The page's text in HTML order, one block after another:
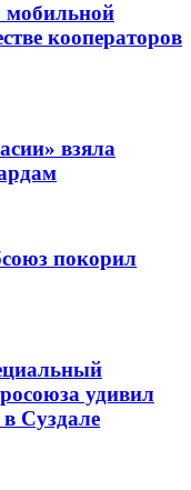
мобильной
кооператоров
взяла
покорил
удивил
Суздале